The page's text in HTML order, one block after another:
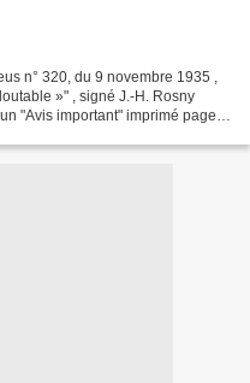
n° 320, du 9 novembre 1935 ,
»" , signé J.-H. Rosny
"Avis important" imprimé page